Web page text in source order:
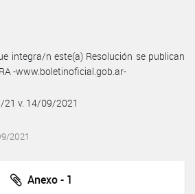
integra/n este(a) Resolución se publican
-www.boletinoficial.gob.ar-
21 v. 14/09/2021
2021
Anexo - 1